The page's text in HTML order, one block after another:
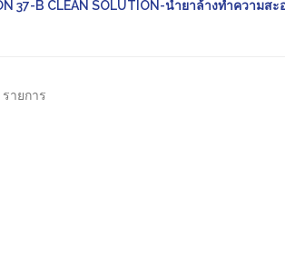
37-B CLEAN SOLUTION-น้ำยาล้างทำความสะ
ายการ